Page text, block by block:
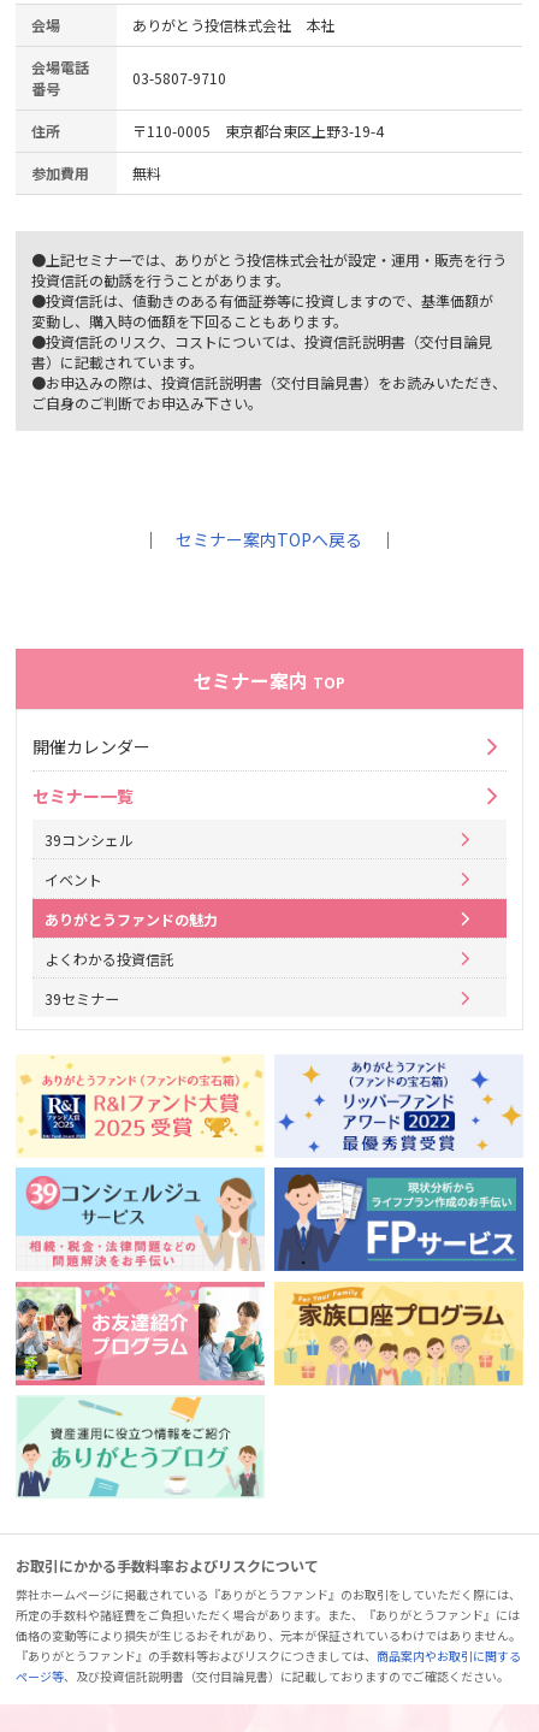
会場 ありがとう投信株式会社 本社
会場電話
番号
03-5807-9710
住所 〒110-0005 東京都台東区上野3-19-4
参加費用 無料
●上記セミナーでは、ありがとう投信株式会社が設定・運用・販売を行う
投資信託の勧誘を行うことがあります。
●投資信託は、値動きのある有価証券等に投資しますので、基準価額が
変動し、購入時の価額を下回ることもあります。
●投資信託のリスク、コストについては、投資信託説明書（交付目論見
書）に記載されています。
●お申込みの際は、投資信託説明書（交付目論見書）をお読みいただき、
ご自身のご判断でお申込み下さい。
｜セミナー案内TOPへ戻る ｜
セミナー案内 TOP
開催カレンダー
セミナー一覧
39コンシェル
イベント
ありがとうファンドの魅力
よくわかる投資信託
39セミナー
お取引にかかる手数料率およびリスクについて
弊社ホームページに掲載されている『ありがとうファンド』のお取引をしていただく際には、
所定の手数料や諸経費をご負担いただく場合があります。また、『ありがとうファンド』には
価格の変動等により損失が生じるおそれがあり、元本が保証されているわけではありません。
『ありがとうファンド』の手数料等およびリスクにつきましては、商品案内やお取引に関する
ページ等、及び投資信託説明書（交付目論見書）に記載しておりますのでご確認ください。